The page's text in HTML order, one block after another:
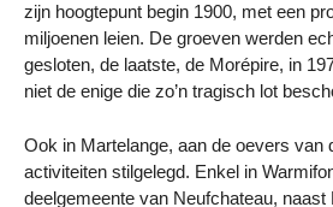
zijn hoogtepunt begin 1900, met een
miljoenen leien. De groeven werden
gesloten, de laatste, de Morépire, in
niet de enige die zo’n tragisch lot
Ook in Martelange, aan de oevers van
activiteiten stilgelegd. Enkel in
deelgemeente van Neufchateau, naast